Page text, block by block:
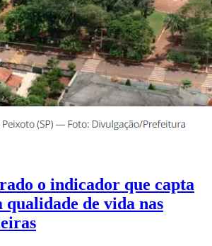
o indicador que capta
qualidade de vida nas